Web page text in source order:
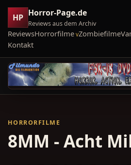
HP Horror-Page.de
Reviews aus dem Archiv
ReviewsHorrorfilme Zombiefilme
Kontakt
HORRORFILME
8MM - Acht